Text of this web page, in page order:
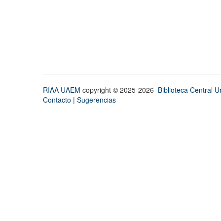
RIAA UAEM copyright © 2025-2026 Biblioteca Central
Contacto | Sugerencias